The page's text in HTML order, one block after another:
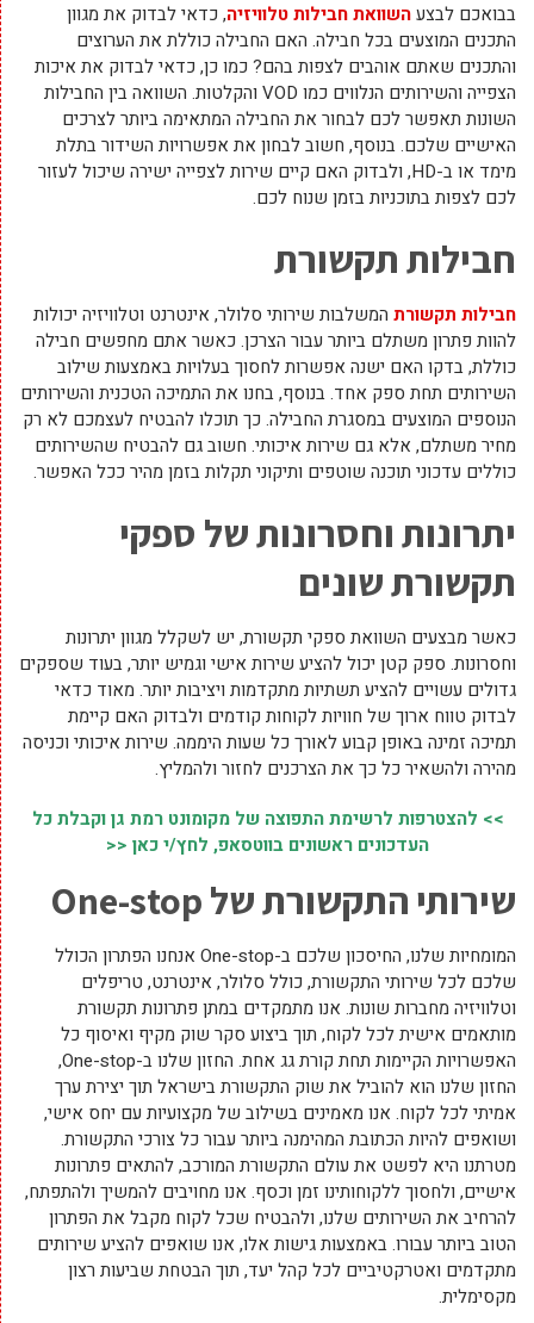
בבואכם לבצעהשוואת חבילות טלוויזיה, כדאי לבדוק את מגוון
התכנים המוצעים בכל חבילה. האם החבילה כוללת את הערוצים
והתכנים שאתם אוהבים לצפות בהם? כמו כן, כדאי לבדוק את איכות
הצפייה והשירותים הנלווים כמו VOD והקלטות. השוואה בין החבילות
השונות תאפשר לכם לבחור את החבילה המתאימה ביותר לצרכים
האישיים שלכם. בנוסף, חשוב לבחון את אפשרויות השידור בתלת
מימד או ב-HD, ולבדוק האם קיים שירות לצפייה ישירה שיכול לעזור
לכם לצפות בתוכניות בזמן שנוח לכם.
חבילות תקשורת
חבילות תקשורת המשלבות שירותי סלולר, אינטרנט וטלוויזיה יכולות
להוות פתרון משתלם ביותר עבור הצרכן. כאשר אתם מחפשים חבילה
כוללת, בדקו האם ישנה אפשרות לחסוך בעלויות באמצעות שילוב
השירותים תחת ספק אחד. בנוסף, בחנו את התמיכה הטכנית והשירותים
הנוספים המוצעים במסגרת החבילה. כך תוכלו להבטיח לעצמכם לא רק
מחיר משתלם, אלא גם שירות איכותי. חשוב גם להבטיח שהשירותים
כוללים עדכוני תוכנה שוטפים ותיקוני תקלות בזמן מהיר ככל האפשר.
יתרונות וחסרונות של ספקי
תקשורת שונים
כאשר מבצעים השוואת ספקי תקשורת, יש לשקלל מגוון יתרונות
וחסרונות. ספק קטן יכול להציע שירות אישי וגמיש יותר, בעוד שספקים
גדולים עשויים להציע תשתיות מתקדמות ויציבות יותר. מאוד כדאי
לבדוק טווח ארוך של חוויות לקוחות קודמים ולבדוק האם קיימת
תמיכה זמינה באופן קבוע לאורך כל שעות היממה. שירות איכותי וכניסה
מהירה ולהשאיר כל כך את הצרכנים לחזור ולהמליץ.
>> להצטרפות לרשימת התפוצה של מקומונט רמת גן וקבלת כל
העדכונים ראשונים בווטסאפ, לחץ/י כאן <<
שירותי התקשורת של One-stop
המומחיות שלנו, החיסכון שלכם ב-One-stop אנחנו הפתרון הכולל
שלכם לכל שירותי התקשורת, כולל סלולר, אינטרנט, טריפלים
וטלוויזיה מחברות שונות. אנו מתמקדים במתן פתרונות תקשורת
מותאמים אישית לכל לקוח, תוך ביצוע סקר שוק מקיף ואיסוף כל
האפשרויות הקיימות תחת קורת גג אחת. החזון שלנו ב-One-stop,
החזון שלנו הוא להוביל את שוק התקשורת בישראל תוך יצירת ערך
אמיתי לכל לקוח. אנו מאמינים בשילוב של מקצועיות עם יחס אישי,
ושואפים להיות הכתובת המהימנה ביותר עבור כל צורכי התקשורת.
מטרתנו היא לפשט את עולם התקשורת המורכב, להתאים פתרונות
אישיים, ולחסוך ללקוחותינו זמן וכסף. אנו מחויבים להמשיך ולהתפתח,
להרחיב את השירותים שלנו, ולהבטיח שכל לקוח מקבל את הפתרון
הטוב ביותר עבורו. באמצעות גישות אלו, אנו שואפים להציע שירותים
מתקדמים ואטרקטיביים לכל קהל יעד, תוך הבטחת שביעות רצון
מקסימלית.